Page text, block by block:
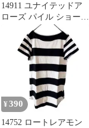
14911 ユナイテッドア
ローズ パイル ショート
パンツ メンズ S グレー
¥ 390
14752 ロートレアモン